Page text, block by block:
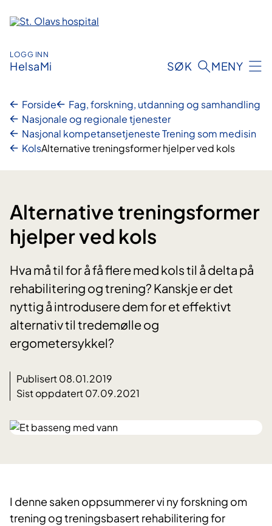
innhold
LOGG INN
HelsaMi SØK MENY
Forside
Fag, forskning, utdanning og samhandling
Nasjonale og regionale tjenester
Nasjonal kompetansetjeneste Trening som medisin
KolsAlternative treningsformer hjelper ved kols
Alternative treningsformer
hjelper ved kols
Hva må til for å få flere med kols til å delta på
rehabilitering og trening? Kanskje er det
nyttig å introdusere dem for et effektivt
alternativ til tredemølle og
ergometersykkel?
Publisert 08.01.2019
Sist oppdatert 07.09.2021
I denne saken oppsummerer vi ny forskning om
trening og treningsbasert rehabilitering for